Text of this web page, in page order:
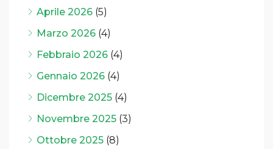
Aprile 2026 (5)
Marzo 2026 (4)
Febbraio 2026 (4)
Gennaio 2026 (4)
Dicembre 2025 (4)
Novembre 2025 (3)
Ottobre 2025 (8)